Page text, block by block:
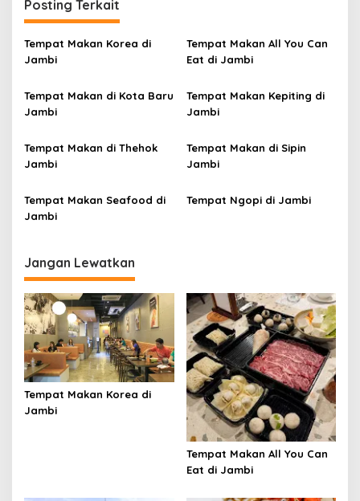
g
a
s
p
o
s
Posting Terkait
Tempat Makan Korea di
Jambi
Tempat Makan All You Can
Eat di Jambi
Tempat Makan di Kota Baru
Jambi
Tempat Makan Kepiting di
Jambi
Tempat Makan di Thehok
Jambi
Tempat Makan di Sipin
Jambi
Tempat Makan Seafood di
Jambi
Tempat Ngopi di Jambi
Jangan Lewatkan
Tempat Makan Korea di
Jambi
Tempat Makan All You Can
Eat di Jambi